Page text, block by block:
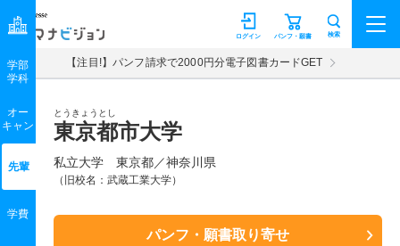
マナビジョン パンフ・願書
ログイン 検索
【注目!】パンフ請求で2000円分電子図書カードGET
とうきょうとし
東京都市大学
私立大学 東京都／神奈川県
（旧校名：武蔵工業大学）
パンフ・願書取り寄せ
学部
学科
オー
キャン
先輩
学費